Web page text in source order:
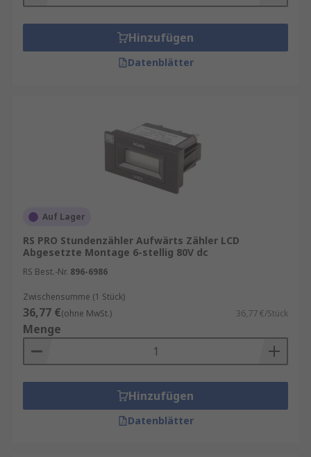
Hinzufügen
Datenblätter
Auf Lager
RS PRO Stundenzähler Aufwärts Zähler LCD
Abgesetzte Montage 6-stellig 80V dc
RS Best.-Nr. 896-6986
Zwischensumme (1 Stück)
36,77 €(ohne MwSt.) 36,77 €/Stück
Menge
Hinzufügen
Datenblätter